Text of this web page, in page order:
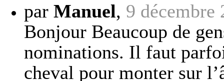
par Manuel, 9 décembre
Bonjour Beaucoup de
nominations. Il faut
cheval pour monter sur